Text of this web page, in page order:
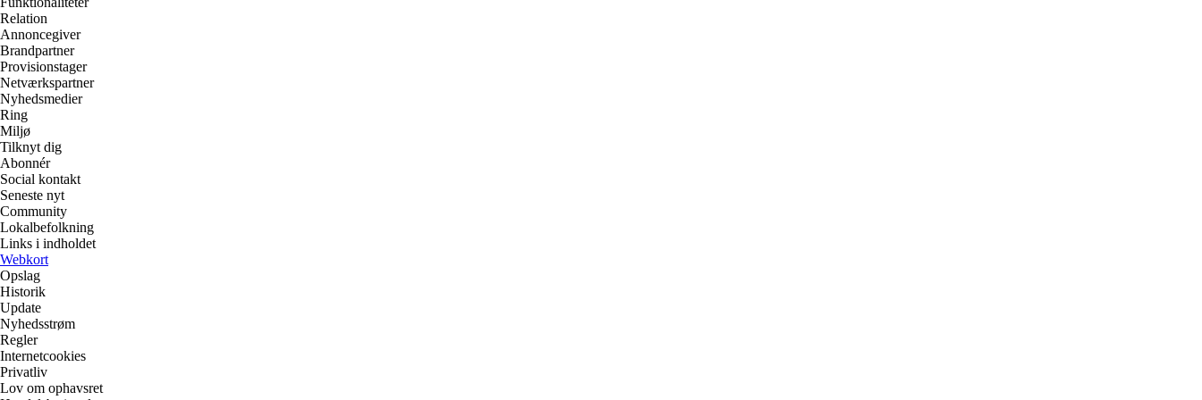
Relation
Annoncegiver
Brandpartner
Provisionstager
Netværkspartner
Nyhedsmedier
Ring
Miljø
Tilknyt dig
Abonnér
Social kontakt
Seneste nyt
Community
Lokalbefolkning
Links i indholdet
Webkort
Opslag
Historik
Update
Nyhedsstrøm
Regler
Internetcookies
Privatliv
Lov om ophavsret